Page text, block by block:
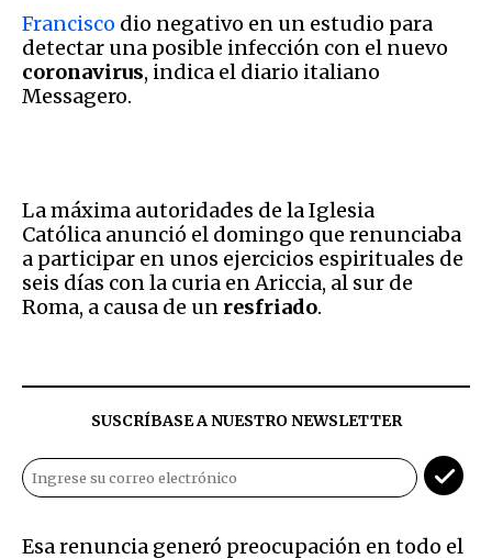
Francisco dio negativo en un estudio para
detectar una posible infección con el nuevo
coronavirus, indica el diario italiano
Messagero.
La máxima autoridades de la Iglesia
Católica anunció el domingo que renunciaba
a participar en unos ejercicios espirituales de
seis días con la curia en Ariccia, al sur de
Roma, a causa de un resfriado.
SUSCRÍBASE A NUESTRO NEWSLETTER
Esa renuncia generó preocupación en todo el